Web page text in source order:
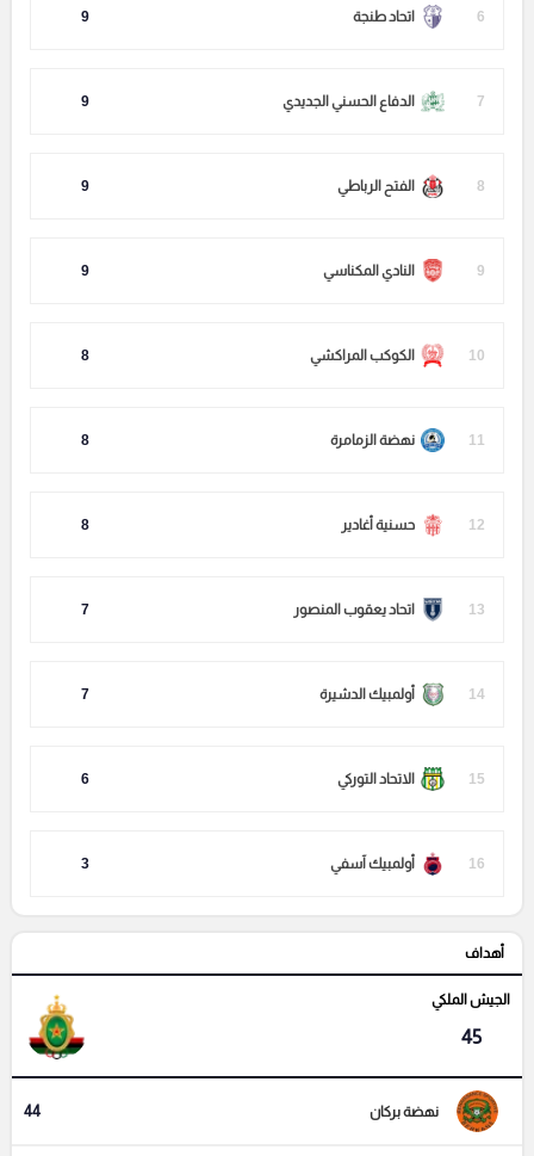
6 اتحاد طنجة 9
7 الدفاع الحسني الجديدي 9
8 الفتح الرباطي 9
9 النادي المكناسي 9
10 الكوكب المراكشي 8
11 نهضة الزمامرة 8
12 حسنية أغادير 8
13 اتحاد يعقوب المنصور 7
14 أولمبيك الدشيرة 7
15 الاتحاد التوركي 6
16 أولمبيك آسفي 3
أهداف
الجيش الملكي
45
نهضة بركان 44